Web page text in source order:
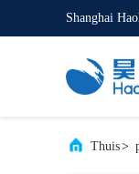
Shanghai
Thuis>